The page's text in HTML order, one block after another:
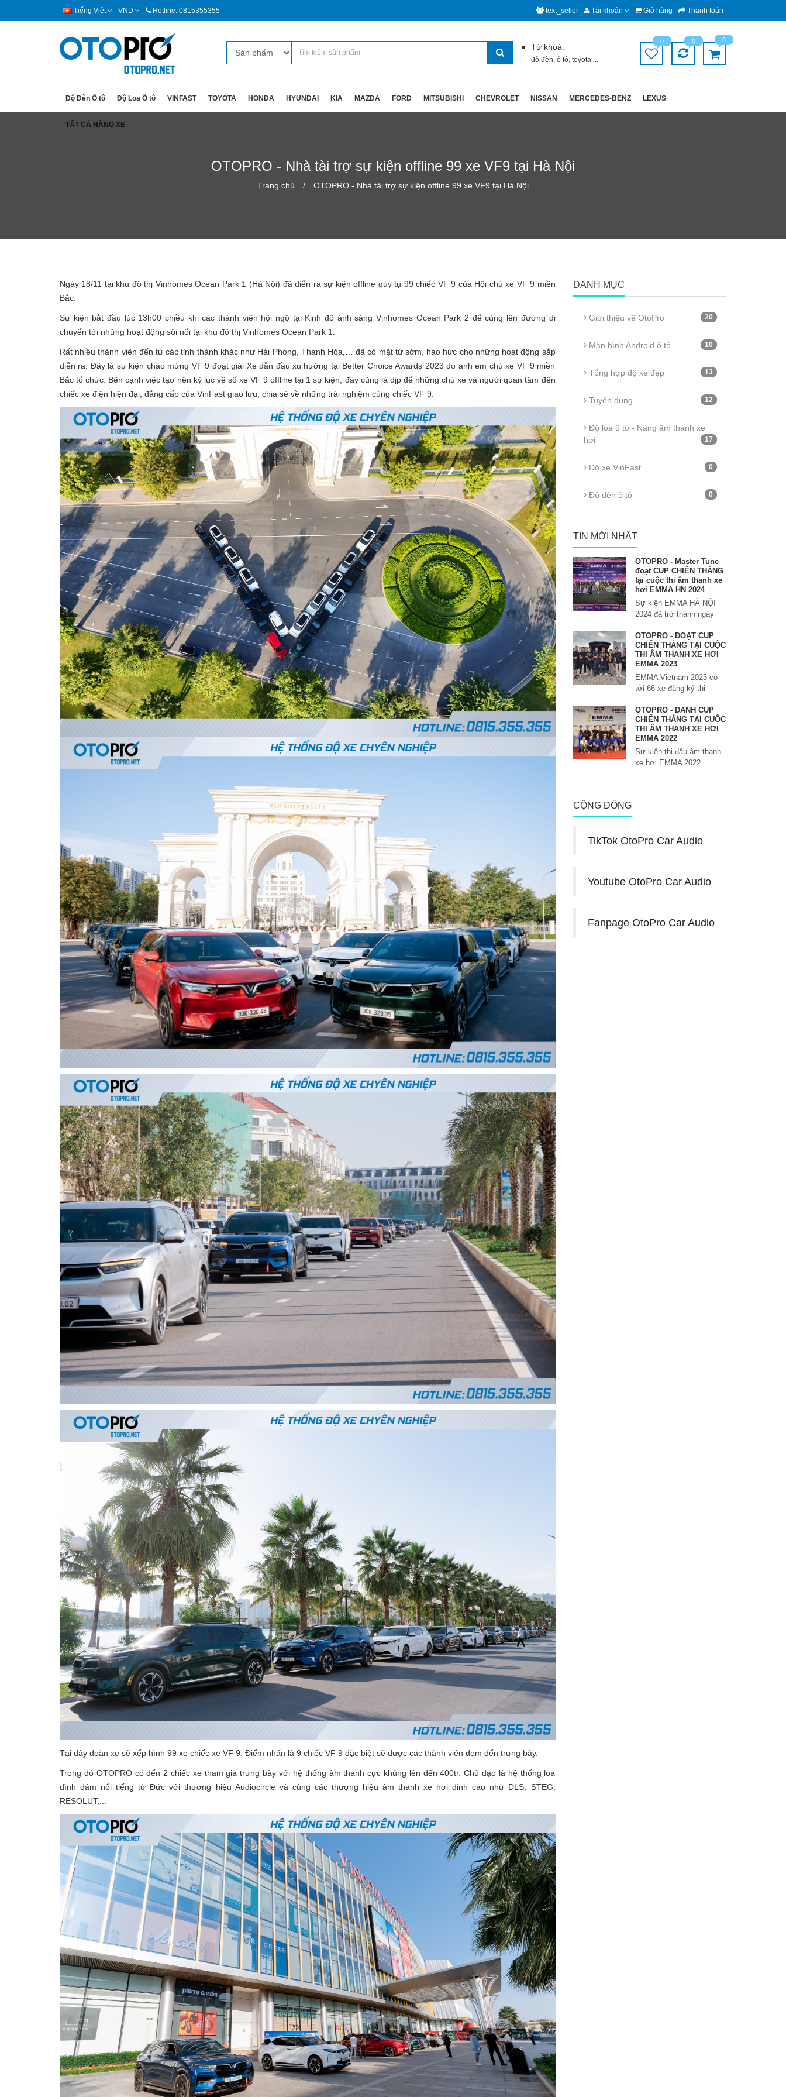
Tiếng Việt VND Hotline: 0815355355 text_seller Tài khoản Giỏ hàng Thanh toán
Từ khoá:
độ đèn,ô tô,toyota ...
0 0 0
Độ Đèn Ô tô Độ Loa Ô tô VINFAST TOYOTA HONDA HYUNDAI KIA MAZDA FORD MITSUBISHI CHEVROLET NISSAN MERCEDES-BENZ LEXUS
TẤT CẢ HÃNG XE
OTOPRO - Nhà tài trợ sự kiện offline 99 xe VF9 tại Hà Nội
Trang chủ OTOPRO - Nhà tài trợ sự kiện offline 99 xe VF9 tại Hà Nội
Ngày 18/11 tại khu đô thị Vinhomes Ocean Park 1 (Hà Nội) đã diễn ra sự kiện offline quy tụ 99 chiếc VF 9 của Hội chủ xe VF 9 miền
Bắc.
Sự kiện bắt đầu lúc 13h00 chiều khi các thành viên hội ngộ tại Kinh đô ánh sáng Vinhomes Ocean Park 2 để cùng lên đường di
chuyển tới những hoạt động sôi nổi tại khu đô thị Vinhomes Ocean Park 1.
Rất nhiều thành viên đến từ các tỉnh thành khác như Hải Phòng, Thanh Hóa,… đã có mặt từ sớm, háo hức cho những hoạt động sắp
diễn ra. Đây là sự kiện chào mừng VF 9 đoạt giải Xe dẫn đầu xu hướng tại Better Choice Awards 2023 do anh em chủ xe VF 9 miền
Bắc tổ chức. Bên cạnh việc tạo nên kỷ lục về số xe VF 9 offline tại 1 sự kiện, đây cũng là dịp để những chủ xe và người quan tâm đến
chiếc xe điện hiện đại, đẳng cấp của VinFast giao lưu, chia sẻ về những trải nghiệm cùng chiếc VF 9.
Tại đây đoàn xe sẽ xếp hình 99 xe chiếc xe VF 9. Điểm nhấn là 9 chiếc VF 9 đặc biệt sẽ được các thành viên đem đến trưng bày.
Trong đó OTOPRO có đến 2 chiếc xe tham gia trưng bày với hệ thống âm thanh cực khủng lên đến 400tr. Chủ đạo là hệ thống loa
đình đám nổi tiếng từ Đức với thương hiệu Audiocircle và cùng các thượng hiệu âm thanh xe hơi đỉnh cao như DLS, STEG,
RESOLUT,...
DANH MỤC
Giới thiệu về OtoPro 20
Màn hình Android ô tô 10
Tổng hợp độ xe đẹp 13
Tuyển dụng 12
Độ loa ô tô - Nâng âm thanh xe
hơi
17
Độ xe VinFast 0
Độ đèn ô tô 0
TIN MỚI NHẤT
OTOPRO - Master Tune
đoạt CUP CHIẾN THẮNG
tại cuộc thi âm thanh xe
hơi EMMA HN 2024
Sự kiện EMMA HÀ NỘI
2024 đã trở thành ngày
OTOPRO - ĐOẠT CUP
CHIẾN THẮNG TẠI CUỘC
THI ÂM THANH XE HƠI
EMMA 2023
EMMA Vietnam 2023 có
tới 66 xe đăng ký thi
OTOPRO - DÀNH CUP
CHIẾN THẮNG TẠI CUỘC
THI ÂM THANH XE HƠI
EMMA 2022
Sự kiện thi đấu âm thanh
xe hơi EMMA 2022
CỘNG ĐỒNG
TikTok OtoPro Car Audio
Youtube OtoPro Car Audio
Fanpage OtoPro Car Audio